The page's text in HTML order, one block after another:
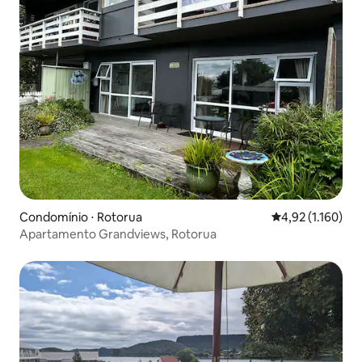
Condomínio ⋅ Rotorua 4,92 de uma
4,92 (1.160)
Apartamento Grandviews, Rotorua